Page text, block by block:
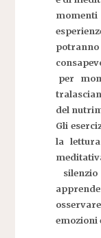
per
del
Gli
la let
emozioni